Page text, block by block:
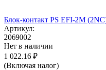
Блок-контакт PS EFI-2M
Артикул:
2069002
Нет в наличии
1 022.16 ₽
(Включая налог)